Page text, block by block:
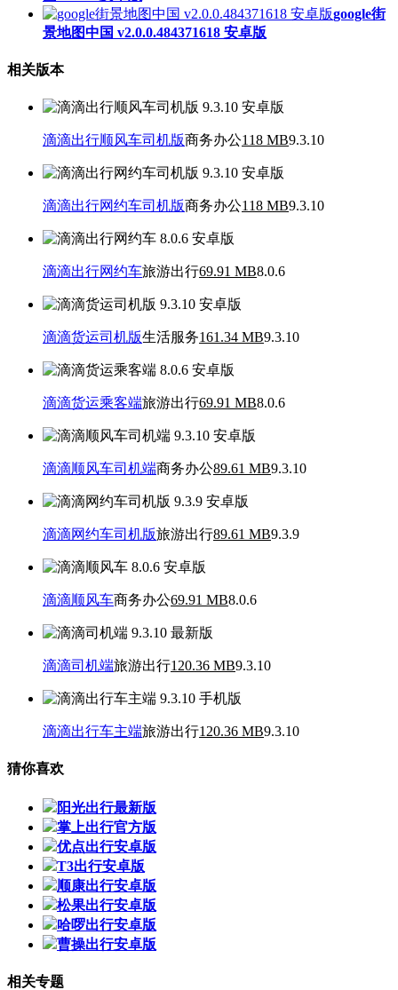
google街
景地图中国 v2.0.0.484371618 安卓版
相关版本
滴滴出行顺风车司机版商务办公118 MB9.3.10
滴滴出行网约车司机版商务办公118 MB9.3.10
滴滴出行网约车旅游出行69.91 MB8.0.6
滴滴货运司机版生活服务161.34 MB9.3.10
滴滴货运乘客端旅游出行69.91 MB8.0.6
滴滴顺风车司机端商务办公89.61 MB9.3.10
滴滴网约车司机版旅游出行89.61 MB9.3.9
滴滴顺风车商务办公69.91 MB8.0.6
滴滴司机端旅游出行120.36 MB9.3.10
滴滴出行车主端旅游出行120.36 MB9.3.10
猜你喜欢
阳光出行最新版
掌上出行官方版
优点出行安卓版
T3出行安卓版
顺康出行安卓版
松果出行安卓版
哈啰出行安卓版
曹操出行安卓版
相关专题